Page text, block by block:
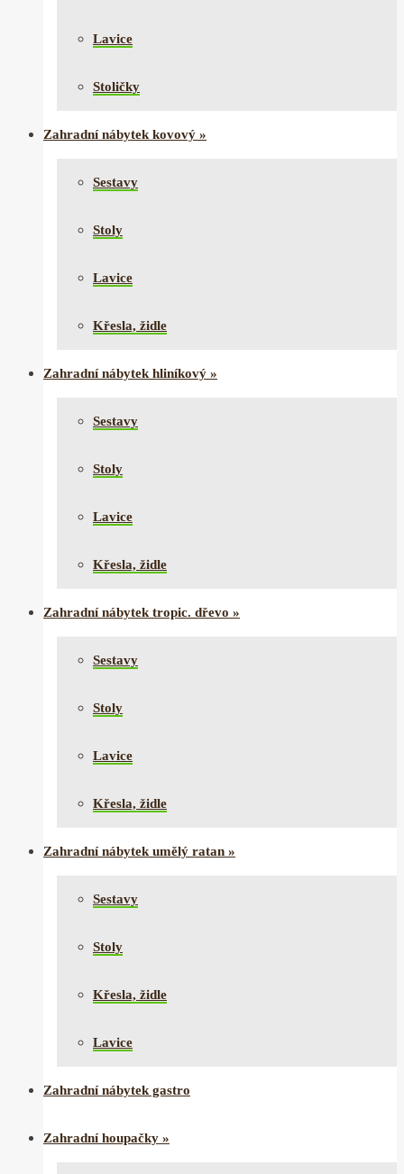
Lavice
Stoličky
Zahradní nábytek kovový »
Sestavy
Stoly
Lavice
Křesla, židle
Zahradní nábytek hliníkový »
Sestavy
Stoly
Lavice
Křesla, židle
Zahradní nábytek tropic. dřevo »
Sestavy
Stoly
Lavice
Křesla, židle
Zahradní nábytek umělý ratan »
Sestavy
Stoly
Křesla, židle
Lavice
Zahradní nábytek gastro
Zahradní houpačky »